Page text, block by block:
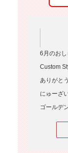
6月のお
Custom
ありがと
にゅーざ
ゴールデ